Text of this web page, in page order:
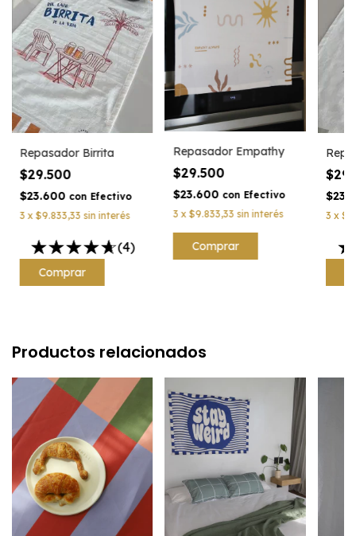
Repasador Birrita
$29.500
$23.600 con Efectivo
3 x$9.833,33 sin interés
(4)
Repasador Empathy
$29.500
$23.600 con Efectivo
3 x$9.833,33 sin interés 3 x
Productos relacionados